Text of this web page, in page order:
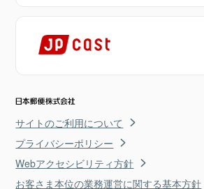
サイトのご利用について
プライバシーポリシー
Webアクセシビリティ方針
お客さま本位の業務運営に関する基本方針